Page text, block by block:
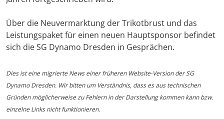
Über die Neuvermarktung der Trikotbrust und das
Leistungspaket für einen neuen Hauptsponsor befindet
sich die SG Dynamo Dresden in Gesprächen.
Dies ist eine migrierte News einer früheren Website-Version der SG
Dynamo Dresden. Wir bitten um Verständnis, dass es aus technischen
Gründen möglicherweise zu Fehlern in der Darstellung kommen kann bzw.
einzelne Links nicht funktionieren.